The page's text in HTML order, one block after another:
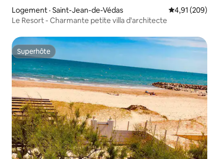
Logement · Saint-Jean-de-Védas Note
4,91 (209)
Le Resort - Charmante petite villa d'architecte
Superhôte
Superhôte